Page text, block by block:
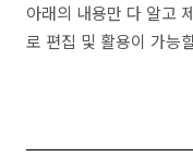
아래의 내용만 다 알고
로 편집 및 활용이 가능